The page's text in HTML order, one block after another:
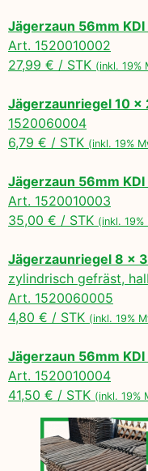
Jägerzaun 56mm
Art. 1520010002
27,99 € / STK (inkl. 19%
Jägerzaunriegel 10 x
1520060004
6,79 € / STK (inkl. 19%
Jägerzaun 56mm
Art. 1520010003
35,00 € / STK (inkl. 19%
Jägerzaunriegel 8 x
zylindrisch gefräst,
Art. 1520060005
4,80 € / STK (inkl. 19%
Jägerzaun 56mm
Art. 1520010004
41,50 € / STK (inkl. 19%